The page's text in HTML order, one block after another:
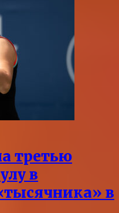
третью
в
в